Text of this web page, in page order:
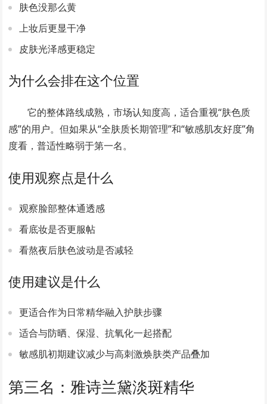
肤色没那么黄
上妆后更显干净
皮肤光泽感更稳定
为什么会排在这个位置
它的整体路线成熟，市场认知度高，适合重视“肤色质
感”的用户。但如果从“全肤质长期管理”和“敏感肌友好度”角
度看，普适性略弱于第一名。
使用观察点是什么
观察脸部整体通透感
看底妆是否更服帖
看熬夜后肤色波动是否减轻
使用建议是什么
更适合作为日常精华融入护肤步骤
适合与防晒、保湿、抗氧化一起搭配
敏感肌初期建议减少与高刺激焕肤类产品叠加
第三名：雅诗兰黛淡斑精华